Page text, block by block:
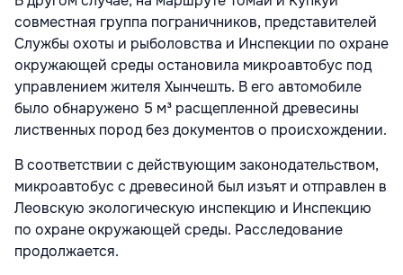
совместная группа пограничников, представителей
Службы охоты и рыболовства и Инспекции по охране
окружающей среды остановила микроавтобус под
управлением жителя Хынчешть. В его автомобиле
было обнаружено 5 м³ расщепленной древесины
лиственных пород без документов о происхождении.
В соответствии с действующим законодательством,
микроавтобус с древесиной был изъят и отправлен в
Леовскую экологическую инспекцию и Инспекцию
по охране окружающей среды. Расследование
продолжается.